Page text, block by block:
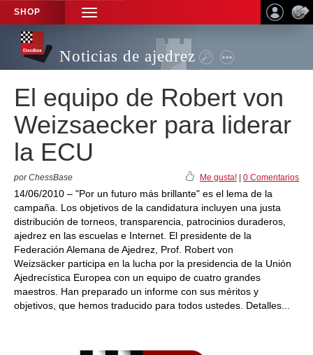
SHOP
TOGGLE
NAVIGATION
Noticias de ajedrez
El equipo de Robert von
Weizsaecker para liderar
la ECU
por ChessBase Me gusta! 0 Comentarios
14/06/2010 – "Por un futuro más brillante" es el lema de la
campaña. Los objetivos de la candidatura incluyen una justa
distribución de torneos, transparencia, patrocinios duraderos,
ajedrez en las escuelas e Internet. El presidente de la
Federación Alemana de Ajedrez, Prof. Robert von
Weizsäcker participa en la lucha por la presidencia de la Unión
Ajedrecística Europea con un equipo de cuatro grandes
maestros. Han preparado un informe con sus méritos y
objetivos, que hemos traducido para todos ustedes. Detalles...